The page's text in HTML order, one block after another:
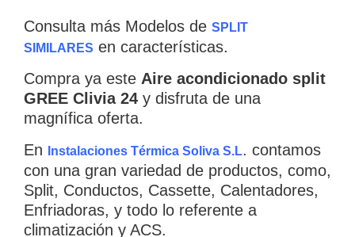
Consulta más Modelos de SPLIT
SIMILARES en características.
Compra ya este Aire acondicionado split
GREE Clivia 24 y disfruta de una
magnífica oferta.
En
Instalaciones Térmica Soliva S.L. contamos
con una gran variedad de productos, como,
Split, Conductos, Cassette, Calentadores,
Enfriadoras, y todo lo referente a
climatización y ACS.